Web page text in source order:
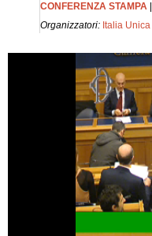
CONFERENZA STAMPA
Organizzatori: Italia Unica